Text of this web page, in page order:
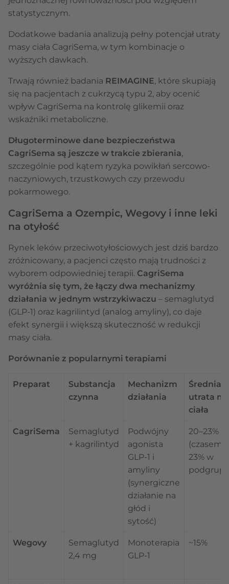
statystycznym.
Dodatkowe badania analizują pełny potencjał utraty
masy ciała CagriSema, w tym kombinacje o
wyższych dawkach.
Trwają również badania REIMAGINE, które skupiają
się na pacjentach z cukrzycą typu 2, aby ocenić
wpływ CagriSema na kontrolę glikemii oraz
wskaźniki metaboliczne.
Długoterminowe dane bezpieczeństwa
CagriSema są jeszcze w trakcie zbierania,
szczególnie pod kątem ryzyka powikłań sercowo-
naczyniowych, trzustkowych czy przewodu
pokarmowego.
CagriSema a Ozempic, Wegovy i inne leki
na otyłość
Rynek leków przeciwotyłościowych jest dziś bardzo
zróżnicowany, a pacjenci często mają trudności z
wyborem odpowiedniej terapii. CagriSema
wyróżnia się tym, że łączy dwa mechanizmy
działania w jednym wstrzykiwaczu – semaglutyd
(GLP-1) oraz kagrilintyd (analog amyliny), co daje
efekt synergii i większą skuteczność w redukcji
masy ciała.
Porównanie z popularnymi terapiami
Preparat
Substancja
czynna
Mechanizm
działania
Średnia
utrata
ciała
CagriSema
Semaglutyd
+ kagrilintyd
Podwójny
agonista
GLP-1 i
amyliny
(synergiczne
działanie na
głód i
sytość)
20–23%
(czasem
23% w
Wegovy
Semaglutyd
2,4 mg
Monoterapia
GLP-1
~15%